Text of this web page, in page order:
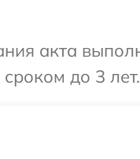
акта
до 3 лет.